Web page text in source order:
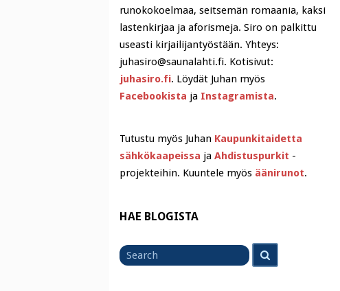
runokokoelmaa, seitsemän romaania, kaksi
lastenkirjaa ja aforismeja. Siro on palkittu
useasti kirjailijantyöstään. Yhteys:
juhasiro@saunalahti.fi. Kotisivut:
juhasiro.fi. Löydät Juhan myös
Facebookista ja Instagramista.
Tutustu myös Juhan Kaupunkitaidetta
sähkökaapeissa ja Ahdistuspurkit -
projekteihin. Kuuntele myös äänirunot.
HAE BLOGISTA
for